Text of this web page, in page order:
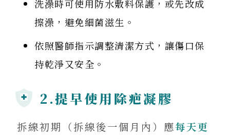
洗澡時可使用防水敷料保護，或先改成
擦澡，避免細菌滋生。
依照醫師指示調整清潔方式，讓傷口保
持乾淨又安全。
2.提早使用除疤凝膠
拆線初期（拆線後一個月內）應每天更